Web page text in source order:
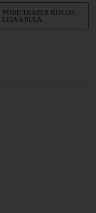
TRAZER RISCOS.
A BULA.